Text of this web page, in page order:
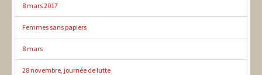
8 mars 2017
Femmes sans papiers
8 mars
28 novembre, journée de lutte